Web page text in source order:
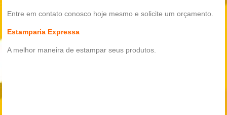
Entre em contato conosco hoje mesmo e solicite um orçamento.
Estamparia Expressa
A melhor maneira de estampar seus produtos.